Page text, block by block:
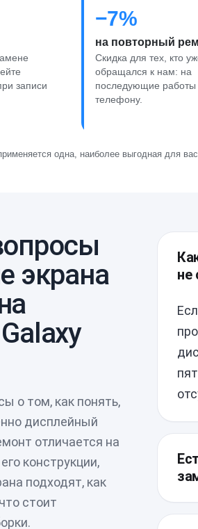
записи
−7%
на повторный
Скидка для тех, кто
обращался к нам: на
последующие
телефону.
одна, наиболее выгодная для вас
экрана
о том, как понять,
дисплейный
отличается на
конструкции,
подходят, как
стоит
не
Да,